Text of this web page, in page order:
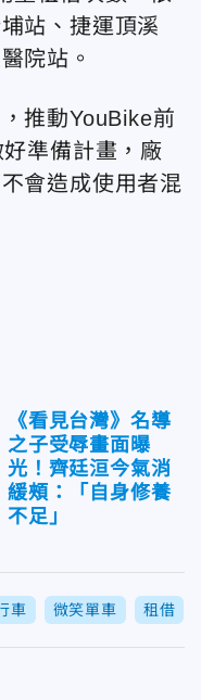
站、捷運頂溪
院站。
推動YouBike前
準備計畫，廠
會造成使用者混
《看見台灣》名導
之子受辱畫面曝
光！齊廷洹今氣消
緩頰：「自身修養
不足」
車 微笑單車 租借